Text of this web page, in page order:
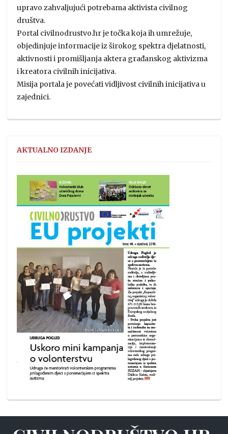
upravo zahvaljujući potrebama aktivista civilnog
društva.
Portal civilnodrustvo.hr je točka koja ih umrežuje,
objedinjuje informacije iz širokog spektra djelatnosti,
aktivnosti i promišljanja aktera građanskog aktivizma
i kreatora civilnih inicijativa.
Misija portala je povećati vidljivost civilnih inicijativa u
zajednici.
AKTUALNO IZDANJE